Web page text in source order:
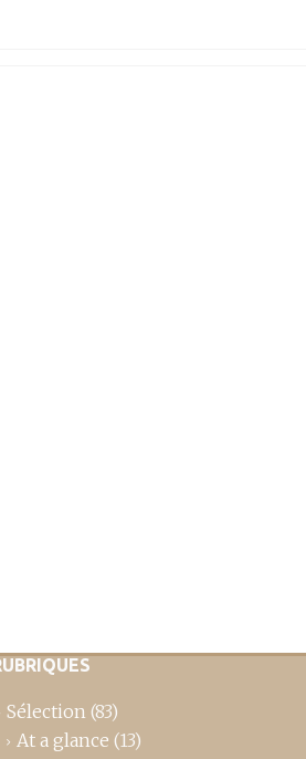
Sélection (83)
At a glance (13)